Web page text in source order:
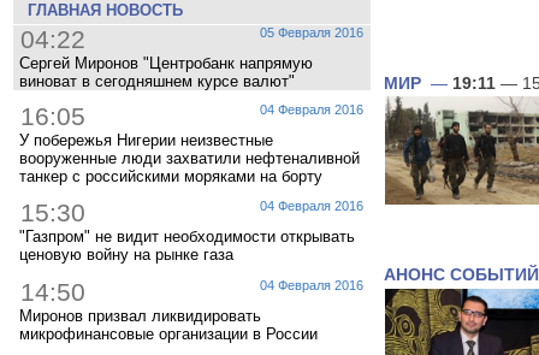
ГЛАВНАЯ НОВОСТЬ
05 Февраля 2016
04:22
Сергей Миронов "Центробанк напрямую
виноват в сегодняшнем курсе валют"
04 Февраля 2016
16:05
У побережья Нигерии неизвестные
вооруженные люди захватили нефтеналивной
танкер с российскими моряками на борту
04 Февраля 2016
15:30
"Газпром" не видит необходимости открывать
ценовую войну на рынке газа
04 Февраля 2016
14:50
Миронов призвал ликвидировать
микрофинансовые организации в России
МИР — 19:11 —
АНОНС СОБЫТИЙ